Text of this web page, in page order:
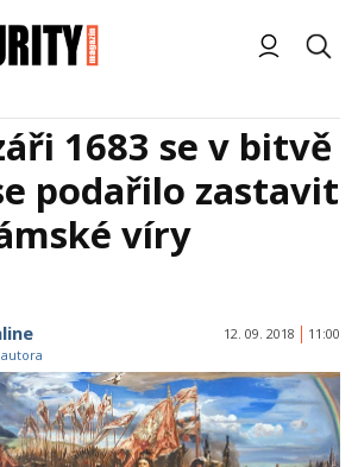
1683 se v bitvě
podařilo zastavit
víry
12. 09. 2018 11:00